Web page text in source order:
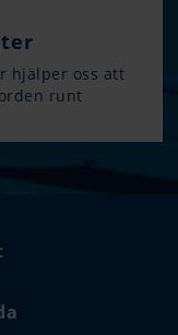
hjälper oss att
runt